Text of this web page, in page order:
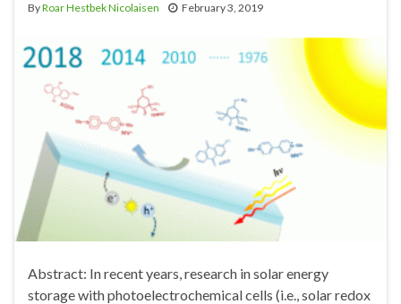
ByRoar Hestbek Nicolaisen February 3, 2019
Abstract: In recent years, research in solar energy
storage with photoelectrochemical cells (i.e., solar redox